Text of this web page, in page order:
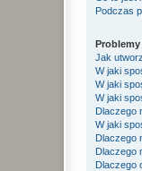
Podczas
Jak
W jaki
W jaki
W jaki
Dlaczego
W jaki
Dlaczego
Dlaczego
Dlaczego